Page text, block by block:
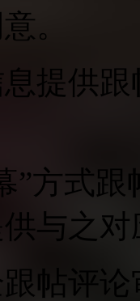
。
息提供
”方式
与之
帖评